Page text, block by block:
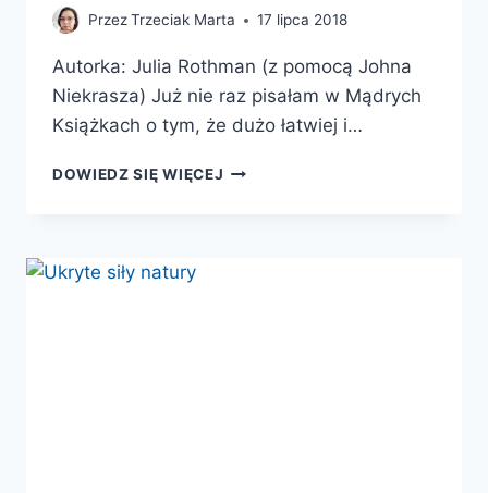
PrzezTrzeciak Marta 17 lipca 2018
Autorka: Julia Rothman (z pomocą Johna
Niekrasza) Już nie raz pisałam w Mądrych
Książkach o tym, że dużo łatwiej i…
DOWIEDZ SIĘ WIĘCEJ ANATOMIA